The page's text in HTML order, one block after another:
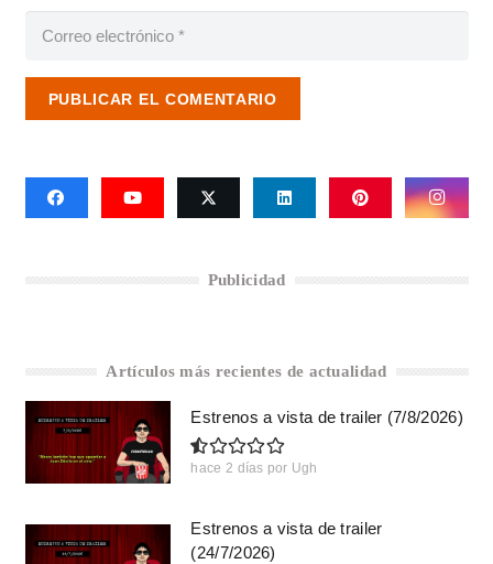
PUBLICAR EL COMENTARIO
Publicidad
Artículos más recientes de actualidad
Estrenos a vista de trailer (7/8/2026)
hace 2 días por Ugh
Estrenos a vista de trailer
(24/7/2026)